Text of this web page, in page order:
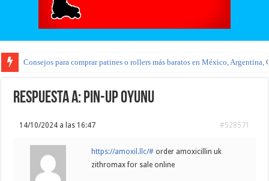
Consejos para comprar patines o rollers más baratos en México, Argentina,
Respuesta a: pin-up oyunu
14/10/2024 a las 16:47 #528571
https://amoxil.llc/# order amoxicillin uk
zithromax for sale online